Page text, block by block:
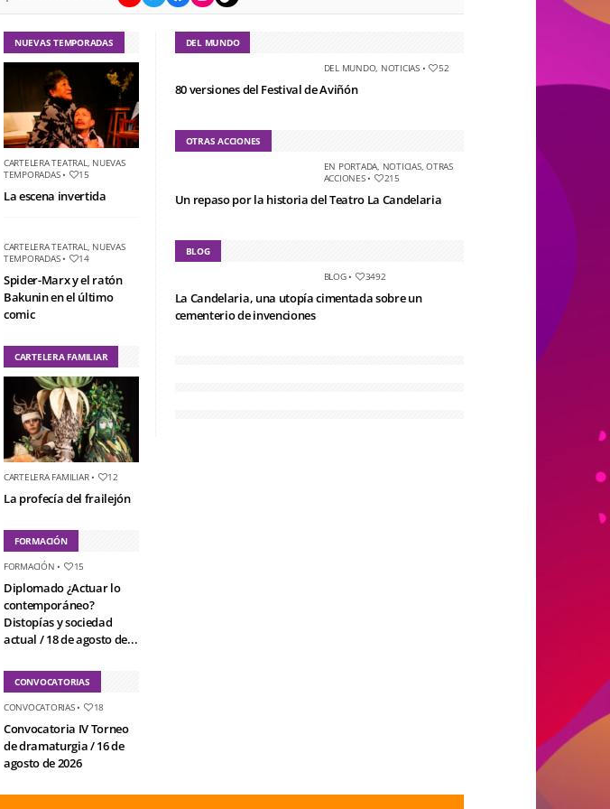
NUEVAS TEMPORADAS
CARTELERA TEATRAL, NUEVAS
TEMPORADAS• 15
La escena invertida
CARTELERA TEATRAL, NUEVAS
TEMPORADAS• 14
Spider-Marx y el ratón
Bakunin en el último
comic
CARTELERA FAMILIAR
CARTELERA FAMILIAR• 12
La profecía del frailejón
FORMACIÓN
FORMACIÓN • 15
Diplomado ¿Actuar lo
contemporáneo?
Distopías y sociedad
actual / 18 de agosto de...
CONVOCATORIAS
CONVOCATORIAS• 18
Convocatoria IV Torneo
de dramaturgia / 16 de
agosto de 2026
DEL MUNDO
DEL MUNDO, NOTICIAS• 52
80 versiones del Festival de Aviñón
OTRAS ACCIONES
EN PORTADA, NOTICIAS,OTRAS
ACCIONES• 215
Un repaso por la historia del Teatro La Candelaria
BLOG
BLOG• 3492
La Candelaria, una utopía cimentada sobre un
cementerio de invenciones